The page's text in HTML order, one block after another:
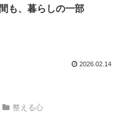
も、暮らしの一部
2026.02.14
整える心